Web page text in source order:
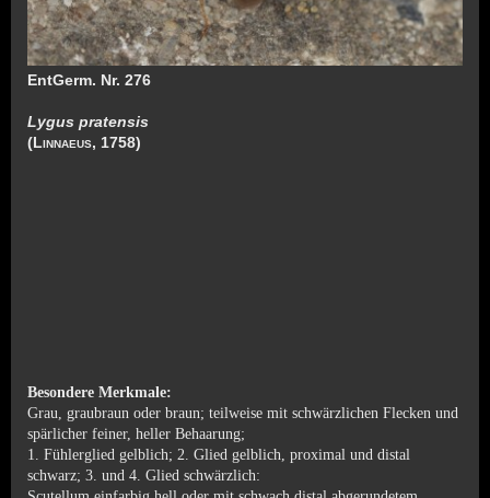
EntGerm. Nr. 276
Lygus pratensis
(Linnaeus, 1758)
Besondere Merkmale:
Grau, graubraun oder braun; teilweise mit schwärzlichen Flecken und
spärlicher feiner, heller Behaarung;
1. Fühlerglied gelblich; 2. Glied gelblich, proximal und distal
schwarz; 3. und 4. Glied schwärzlich: